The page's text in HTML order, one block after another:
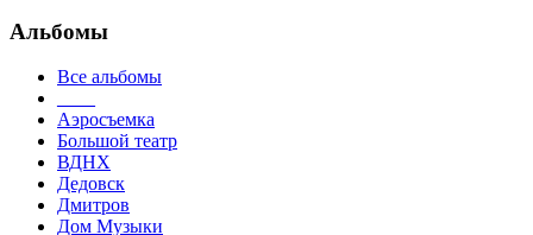
Альбомы
Все альбомы
Аэросъемка
Большой театр
ВДНХ
Дедовск
Дмитров
Дом Музыки